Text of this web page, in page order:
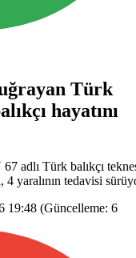
Türk
hayatını
adlı Türk balıkçı
4 yaralının tedavisi
19:48 (Güncelleme: 6